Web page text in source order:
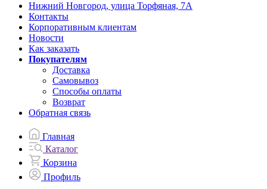
Нижний Новгород, улица Торфяная, 7А
Контакты
Корпоративным клиентам
Новости
Как заказать
Покупателям
Доставка
Самовывоз
Способы оплаты
Возврат
Обратная связь
Главная
Каталог
Корзина
Профиль